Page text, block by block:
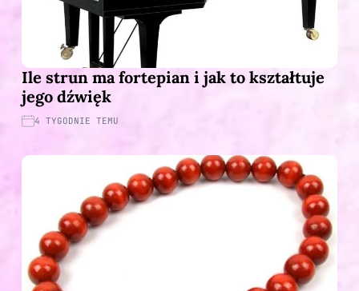
Ile strun ma fortepian i jak to kształtuje
jego dźwięk
4 TYGODNIE TEMU